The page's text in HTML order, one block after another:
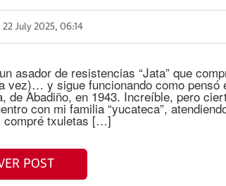
22 July 2025, 06:14
asador de resistencias “Jata” que
vez)… y sigue funcionando como pensó
de Abadiño, en 1943. Increíble, pero
con mi familia “yucateca”,
compré txuletas […]
POST